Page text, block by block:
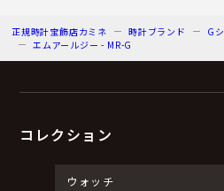
正規時計宝飾店カミネ 時計ブランド G
エムアールジー - MR-G
コレクション
ウォッチ